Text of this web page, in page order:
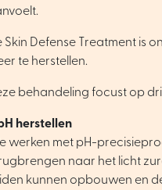
Skin Defense Treatment is
te herstellen.
behandeling focust op
pH herstellen
werken met pH-
naar het licht
kunnen opbouwen en